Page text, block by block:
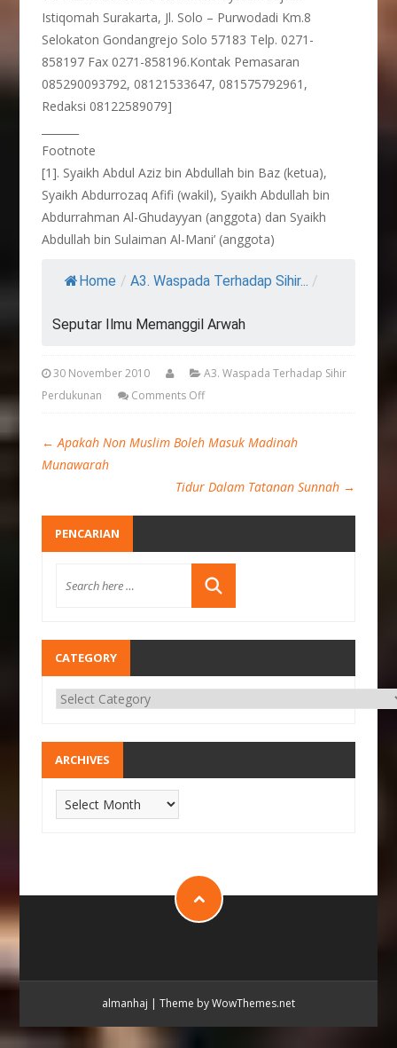
Istiqomah Surakarta, Jl. Solo – Purwodadi Km.8
Selokaton Gondangrejo Solo 57183 Telp. 0271-
858197 Fax 0271-858196.Kontak Pemasaran
085290093792, 08121533647, 081575792961,
Redaksi 08122589079]
Footnote
[1]. Syaikh Abdul Aziz bin Abdullah bin Baz (ketua),
Syaikh Abdurrozaq Afifi (wakil), Syaikh Abdullah bin
Abdurrahman Al-Ghudayyan (anggota) dan Syaikh
Abdullah bin Sulaiman Al-Mani’ (anggota)
Home / A3. Waspada Terhadap Sihir... /
Seputar Ilmu Memanggil Arwah
30 November 2010
A3. Waspada Terhadap Sihir
Perdukunan
Comments Off
← Apakah Non Muslim Boleh Masuk Madinah
Munawarah
Tidur Dalam Tatanan Sunnah →
PENCARIAN
CATEGORY
ARCHIVES
almanhaj | Theme by WowThemes.net